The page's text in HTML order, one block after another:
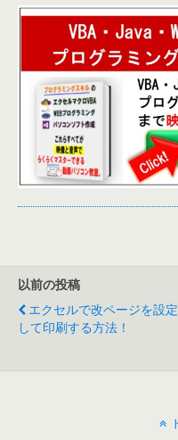
以前の投稿
エクセルで改ページを設定
して印刷する方法！